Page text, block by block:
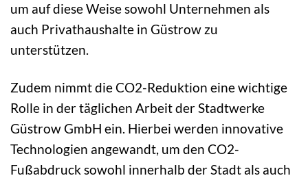
um auf diese Weise sowohl Unternehmen als
auch Privathaushalte in Güstrow zu
unterstützen.
Zudem nimmt die CO2-Reduktion eine wichtige
Rolle in der täglichen Arbeit der Stadtwerke
Güstrow GmbH ein. Hierbei werden innovative
Technologien angewandt, um den CO2-
Fußabdruck sowohl innerhalb der Stadt als auch